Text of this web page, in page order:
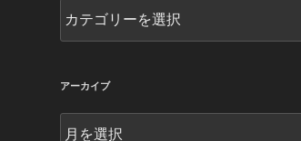
テ
ー
アーカイブ